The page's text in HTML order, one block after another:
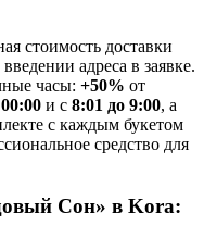
стоимость доставки
адреса в заявке.
часы: +50% от
и с 8:01 до 9:00, а
с каждым букетом
средство для
Сон» в Kora: